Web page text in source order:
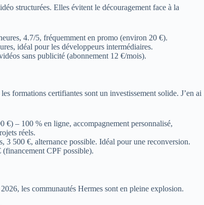
structurées. Elles évitent le découragement face à la
4.7/5, fréquemment en promo (environ 20 €).
idéal pour les développeurs intermédiaires.
sans publicité (abonnement 12 €/mois).
formations certifiantes sont un investissement solide. J’en ai
€) – 100 % en ligne, accompagnement personnalisé,
réels.
3 500 €, alternance possible. Idéal pour une reconversion.
CPF possible).
les communautés Hermes sont en pleine explosion.